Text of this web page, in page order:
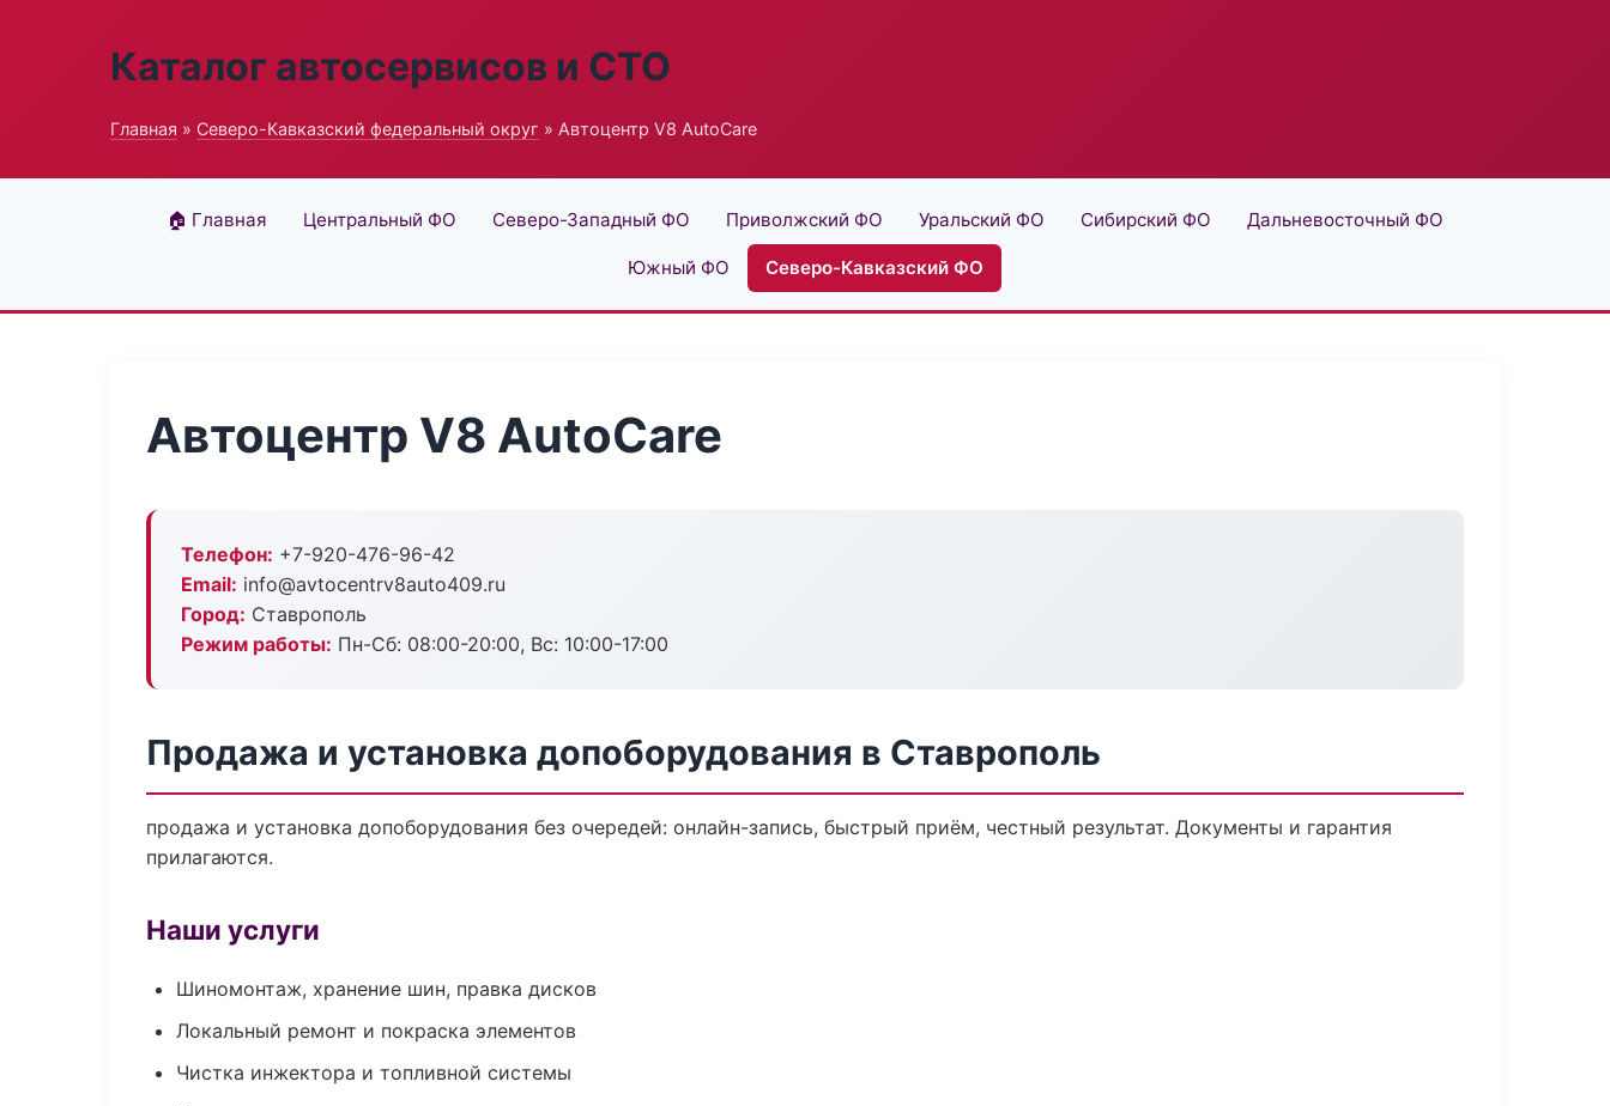
Каталог автосервисов и СТО
Главная » Северо-Кавказский федеральный округ » Автоцентр V8 AutoCare
🏠 Главная Центральный ФО Северо-Западный ФО Приволжский ФО Уральский ФО Сибирский ФО Дальневосточный ФО
Южный ФО Северо-Кавказский ФО
Автоцентр V8 AutoCare
Телефон: +7-920-476-96-42
Email: info@avtocentrv8auto409.ru
Город: Ставрополь
Режим работы: Пн-Сб: 08:00-20:00, Вс: 10:00-17:00
Продажа и установка допоборудования в Ставрополь
продажа и установка допоборудования без очередей: онлайн-запись, быстрый приём, честный результат. Документы и гарантия
прилагаются.
Наши услуги
Шиномонтаж, хранение шин, правка дисков
Локальный ремонт и покраска элементов
Чистка инжектора и топливной системы